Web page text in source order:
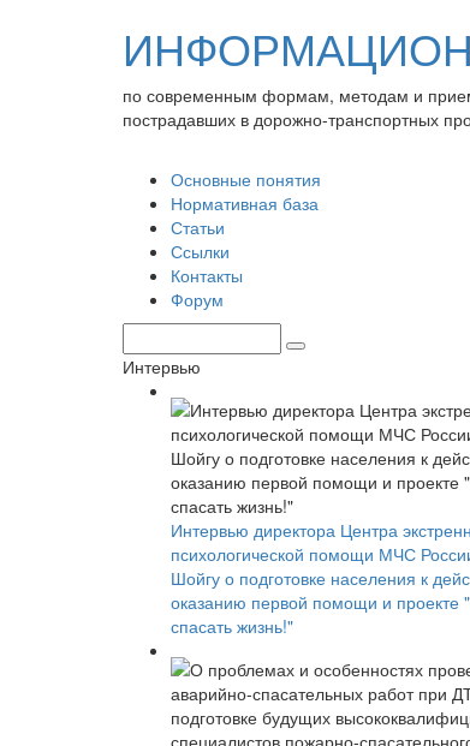
по современным формам, методам и
пострадавших в дорожно-транспортных
Основные понятия
Нормативная база
Статьи
Ссылки
Контакты
Форум
Интервью
Интервью директора Центра
психологической помощи МЧС
Шойгу о подготовке населения к
оказанию первой помощи и проекте
спасать жизнь!"